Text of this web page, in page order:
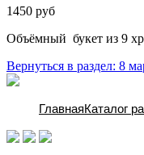
1450 руб
Объёмный букет из 9
Вернуться в раздел: 8
ГлавнаяКаталог